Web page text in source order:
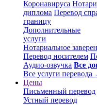
Коронавируса
диплома Перевод
границу
Дополнительные
услуги
Нотариальное
Перевод носителем
Аудио-озвучка Все
Все услуги перевода
Цены
Письменный перевод
Устный перевод